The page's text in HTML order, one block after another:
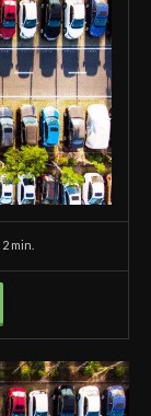
2 min.